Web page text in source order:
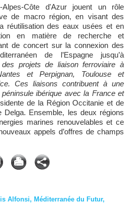
Alpes-Côte d'Azur jouent un rôle
de macro région, en visant des
réutilisation des eaux usées et en
en matière de recherche et
de concert sur la connexion des
de l’Espagne jusqu’à
projets de liaison ferroviaire à
et Perpignan, Toulouse et
Ces liaisons contribuent à une
ibérique avec la France et
de la Région Occitanie et de
Delga. Ensemble, les deux régions
marines renouvelables et ce
appels d’offres de champs
Alfonsi, Méditerranée du Futur,